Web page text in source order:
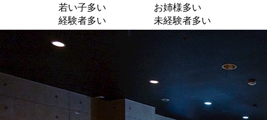
若い子多い
お姉様多い
経験者多い
未経験者多い